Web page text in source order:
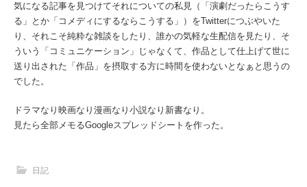
気になる記事を見つけてそれについての私見（「演劇だったらこうす
る」とか「コメディにするならこうする」）をTwitterにつぶやいた
り、それこそ純粋な雑談をしたり、誰かの気軽な生配信を見たり、そ
ういう「コミュニケーション」じゃなくて、作品として仕上げて世に
送り出された「作品」を摂取する方に時間を使わないとなぁと思うの
でした。
ドラマなり映画なり漫画なり小説なり新書なり。
見たら全部メモるGoogleスプレッドシートを作った。
日記